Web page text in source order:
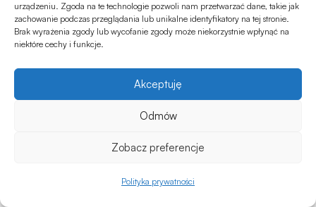
urządzeniu. Zgoda na te technologie pozwoli nam przetwarzać dane, takie jak
zachowanie podczas przeglądania lub unikalne identyfikatory na tej stronie.
Brak wyrażenia zgody lub wycofanie zgody może niekorzystnie wpłynąć na
niektóre cechy i funkcje.
Akceptuję
Odmów
Zobacz preferencje
Polityka prywatności
kontrola pH i
czyszczenie filtra, zimą
utrzymanie temperatury
wody powyżej zera.
eksploatacji opisuje tekst
procedurę demontażu